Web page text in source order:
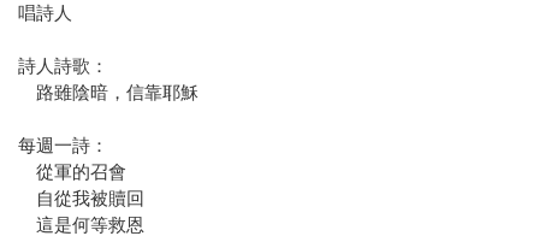
唱詩人
詩人詩歌：
路雖陰暗，信靠耶穌
每週一詩：
從軍的召會
自從我被贖回
這是何等救恩